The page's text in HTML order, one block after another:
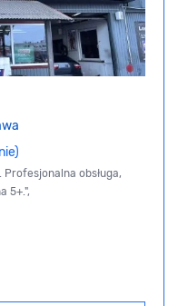
obsługa,
5+.",